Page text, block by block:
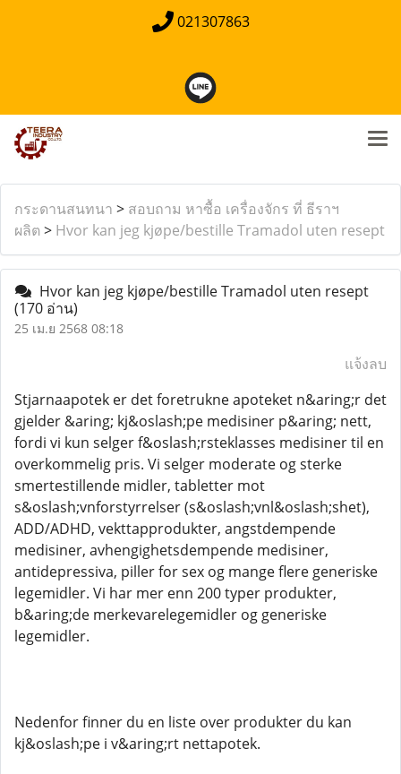
021307863
กระดานสนทนา > สอบถาม หาซื้อ เครื่องจักร ที่ ธีราฯ
ผลิต > Hvor kan jeg kjøpe/bestille Tramadol uten resept
Hvor kan jeg kjøpe/bestille Tramadol uten resept
(170 อ่าน)
25 เม.ย 2568 08:18
แจ้งลบ
Stjarnaapotek er det foretrukne apoteket n&aring;r det
gjelder &aring; kj&oslash;pe medisiner p&aring; nett,
fordi vi kun selger f&oslash;rsteklasses medisiner til en
overkommelig pris. Vi selger moderate og sterke
smertestillende midler, tabletter mot
s&oslash;vnforstyrrelser (s&oslash;vnl&oslash;shet),
ADD/ADHD, vekttapprodukter, angstdempende
medisiner, avhengighetsdempende medisiner,
antidepressiva, piller for sex og mange flere generiske
legemidler. Vi har mer enn 200 typer produkter,
b&aring;de merkevarelegemidler og generiske
legemidler.
Nedenfor finner du en liste over produkter du kan
kj&oslash;pe i v&aring;rt nettapotek.